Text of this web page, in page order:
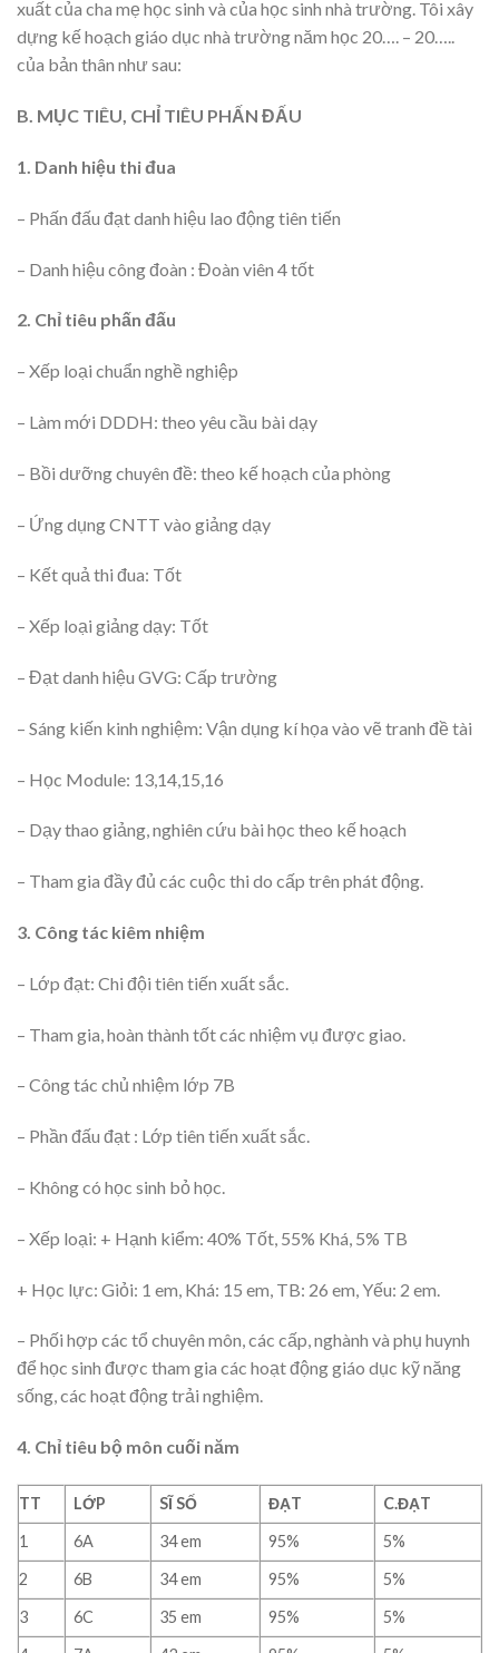
xuất của cha mẹ học sinh và của học sinh nhà trường. Tôi xây
dựng kế hoạch giáo dục nhà trường năm học 20…. – 20…..
của bản thân như sau:
B. MỤC TIÊU, CHỈ TIÊU PHẤN ĐẤU
1. Danh hiệu thi đua
– Phấn đấu đạt danh hiệu lao động tiên tiến
– Danh hiệu công đoàn : Đoàn viên 4 tốt
2. Chỉ tiêu phấn đấu
– Xếp loại chuẩn nghề nghiệp
– Làm mới DDDH: theo yêu cầu bài dạy
– Bồi dưỡng chuyên đề: theo kế hoạch của phòng
– Ứng dụng CNTT vào giảng dạy
– Kết quả thi đua: Tốt
– Xếp loại giảng dạy: Tốt
– Đạt danh hiệu GVG: Cấp trường
– Sáng kiến kinh nghiệm: Vận dụng kí họa vào vẽ tranh đề tài
– Học Module: 13,14,15,16
– Dạy thao giảng, nghiên cứu bài học theo kế hoạch
– Tham gia đầy đủ các cuộc thi do cấp trên phát động.
3. Công tác kiêm nhiệm
– Lớp đạt: Chi đội tiên tiến xuất sắc.
– Tham gia, hoàn thành tốt các nhiệm vụ được giao.
– Công tác chủ nhiệm lớp 7B
– Phần đấu đạt : Lớp tiên tiến xuất sắc.
– Không có học sinh bỏ học.
– Xếp loại: + Hạnh kiểm: 40% Tốt, 55% Khá, 5% TB
+ Học lực: Giỏi: 1 em, Khá: 15 em, TB: 26 em, Yếu: 2 em.
– Phối hợp các tổ chuyên môn, các cấp, nghành và phụ huynh
để học sinh được tham gia các hoạt động giáo dục kỹ năng
sống, các hoạt động trải nghiệm.
4. Chỉ tiêu bộ môn cuối năm
TT LỚP SĨ SỐ ĐẠT
C.ĐẠT
1
6A 34 em 95%
5%
2
6B 34 em 95%
5%
3
6C 35 em 95%
5%